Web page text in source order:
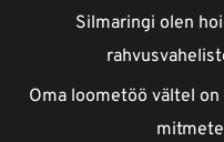
Silmaringi olen
Oma loometöö vältel